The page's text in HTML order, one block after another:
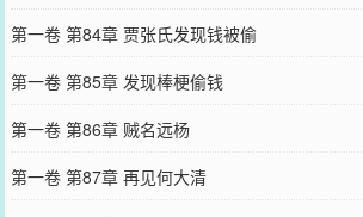
第一卷 第84章 贾张氏发现钱被偷
第一卷 第85章 发现棒梗偷钱
第一卷 第86章 贼名远杨
第一卷 第87章 再见何大清